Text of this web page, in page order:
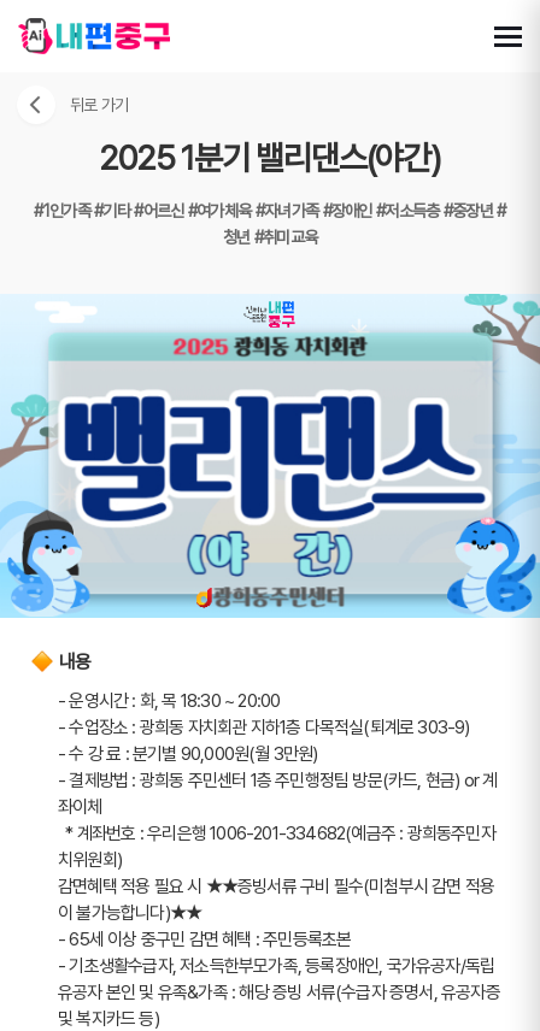
뒤로 가기
2025 1분기 밸리댄스(야간)
#1인가족#기타#어르신#여가체육#자녀가족#장애인#저소득층#중장년#
청년#취미교육
내용
- 운영시간 : 화, 목 18:30 ~ 20:00
- 수업장소 : 광희동 자치회관 지하1층 다목적실(퇴계로 303-9)
- 수 강 료 : 분기별 90,000원(월 3만원)
- 결제방법 : 광희동 주민센터 1층 주민행정팀 방문(카드, 현금) or 계
좌이체
  * 계좌번호 : 우리은행 1006-201-334682(예금주 : 광희동주민자
치위원회)
감면혜택 적용 필요 시 ★★증빙서류 구비 필수(미첨부시 감면 적용
이 불가능합니다)★★
- 65세 이상 중구민 감면 혜택 : 주민등록초본
- 기초생활수급자, 저소득한부모가족, 등록장애인, 국가유공자/독립
유공자 본인 및 유족&가족 : 해당 증빙 서류(수급자 증명서, 유공자증
및 복지카드 등)